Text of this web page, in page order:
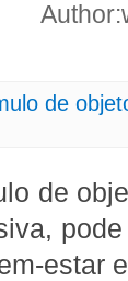
de
de
estar